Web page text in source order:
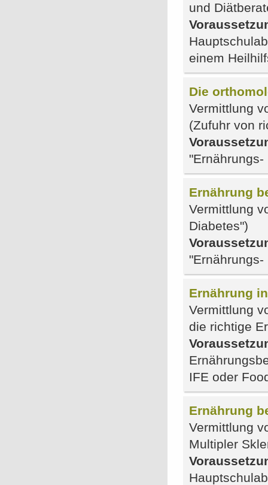
und
einem
Die
Vermittlung
(Zufuhr von
Ernährung
Vermittlung
Diabetes")
Ernährung
Vermittlung
die richtige
IFE oder
Ernährung
Vermittlung
Multipler